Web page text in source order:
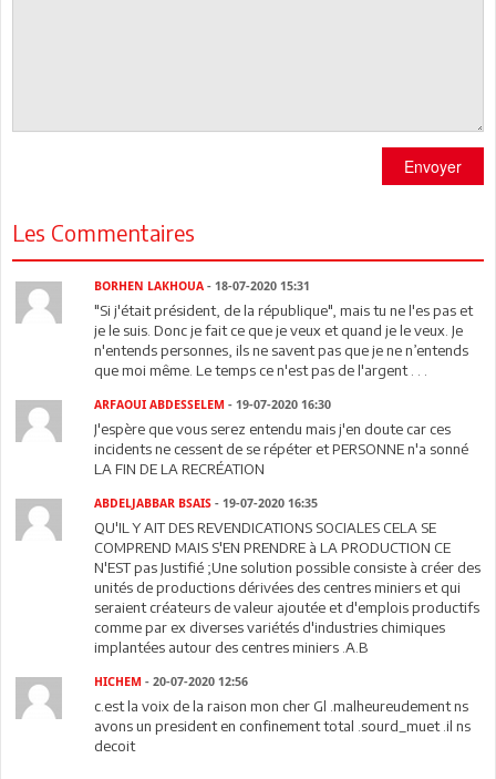
Envoyer
Les Commentaires
BORHEN LAKHOUA - 18-07-2020 15:31
"Si j'était président, de la république", mais tu ne l'es pas et
je le suis. Donc je fait ce que je veux et quand je le veux. Je
n'entends personnes, ils ne savent pas que je ne n’entends
que moi même. Le temps ce n'est pas de l'argent . . .
ARFAOUI ABDESSELEM - 19-07-2020 16:30
J'espère que vous serez entendu mais j'en doute car ces
incidents ne cessent de se répéter et PERSONNE n'a sonné
LA FIN DE LA RECRÉATION
ABDELJABBAR BSAIS- 19-07-2020 16:35
QU'IL Y AIT DES REVENDICATIONS SOCIALES CELA SE
COMPREND MAIS S'EN PRENDRE à LA PRODUCTION CE
N'EST pas Justifié ;Une solution possible consiste à créer des
unités de productions dérivées des centres miniers et qui
seraient créateurs de valeur ajoutée et d'emplois productifs
comme par ex diverses variétés d'industries chimiques
implantées autour des centres miniers .A.B
HICHEM - 20-07-2020 12:56
c.est la voix de la raison mon cher Gl .malheureudement ns
avons un president en confinement total .sourd_muet .il ns
decoit